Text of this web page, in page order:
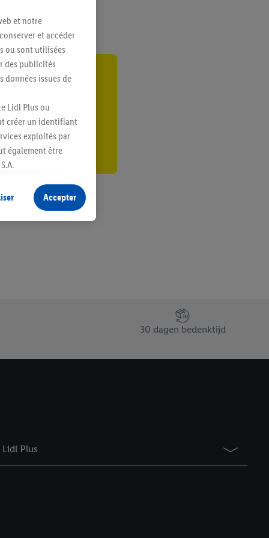
30 dagen bedenktijd
Lidl Plus
et notre
et accéder
ou sont utilisées
des publicités
données issues de
Lidl Plus ou
créer un identifiant
exploités par
également être
sans procéder à
terminaux ou
échéant, d’autres
à tout moment
Accepter